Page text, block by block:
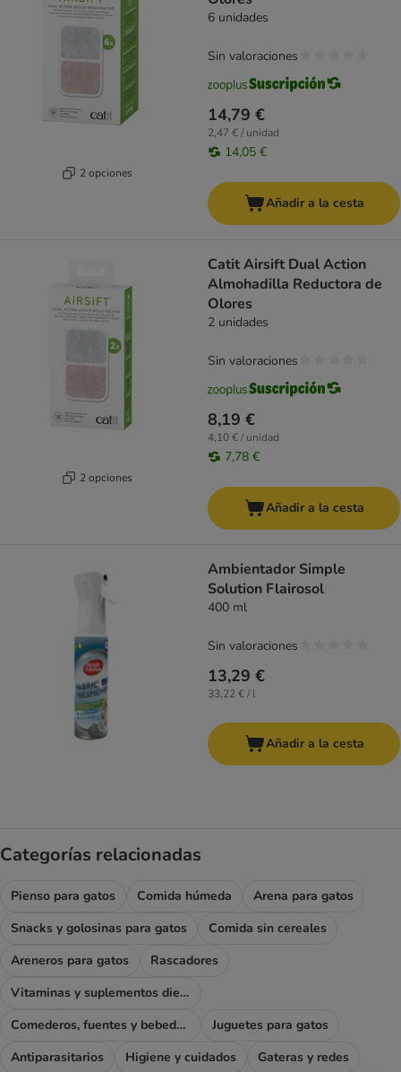
2 opciones
6 unidades
14,79 €
2,47 € / unidad
14,05 €
Sin valoraciones
Añadir a la cesta
2 opciones
Catit Airsift Dual Action
Almohadilla Reductora de
Olores
2 unidades
8,19 €
4,10 € / unidad
7,78 €
Sin valoraciones
Añadir a la cesta
Ambientador Simple
Solution Flairosol
400 ml
13,29 €
33,22 € / l
Sin valoraciones
Añadir a la cesta
Categorías relacionadas
Pienso para gatos Comida húmeda
Arena para gatos
Snacks y golosinas para gatos
Comida sin cereales
Areneros para gatos
Rascadores
Vitaminas y suplementos dietéticos
Comederos, fuentes y bebederos
Juguetes para gatos
Antiparasitarios
Higiene y cuidados
Gateras y redes